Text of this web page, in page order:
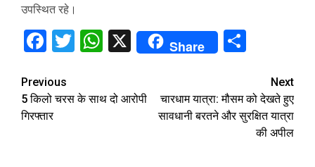
उपस्थित रहे।
Facebook
TwitterWhatsApp
X Share
Continue
Reading
Previous
5 किलो चरस के साथ दो आरोपी
गिरफ्तार
Next
चारधाम यात्रा: मौसम को देखते हुए
सावधानी बरतने और सुरक्षित यात्रा
की अपील